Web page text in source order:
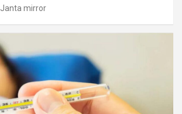
Janta mirror